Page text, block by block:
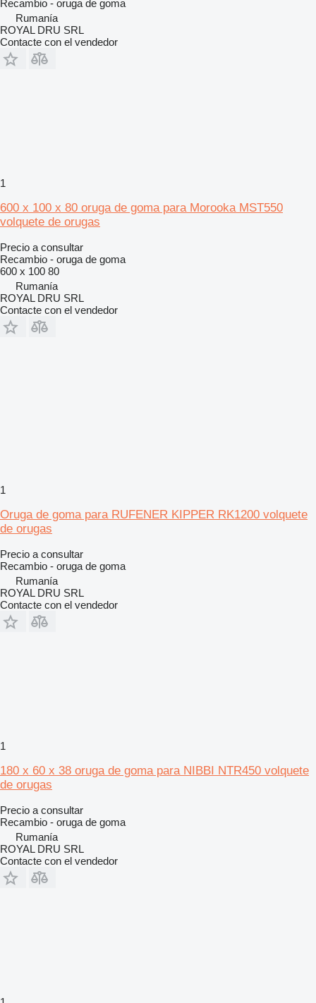
Recambio - oruga de goma
Rumanía
ROYAL DRU SRL
Contacte con el vendedor
1
600 x 100 x 80 oruga de goma para Morooka MST550
volquete de orugas
Precio a consultar
Recambio - oruga de goma
600 x 100 80
Rumanía
ROYAL DRU SRL
Contacte con el vendedor
1
Oruga de goma para RUFENER KIPPER RK1200 volquete
de orugas
Precio a consultar
Recambio - oruga de goma
Rumanía
ROYAL DRU SRL
Contacte con el vendedor
1
180 x 60 x 38 oruga de goma para NIBBI NTR450 volquete
de orugas
Precio a consultar
Recambio - oruga de goma
Rumanía
ROYAL DRU SRL
Contacte con el vendedor